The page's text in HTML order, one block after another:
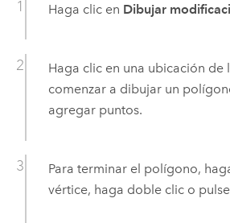
Haga clic en Dibujar
Haga clic en una ubicación de
comenzar a dibujar un
agregar puntos.
Para terminar el polígono,
vértice, haga doble clic o pulse